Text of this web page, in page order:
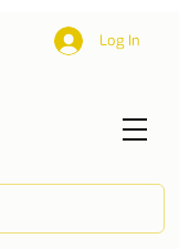
Log In